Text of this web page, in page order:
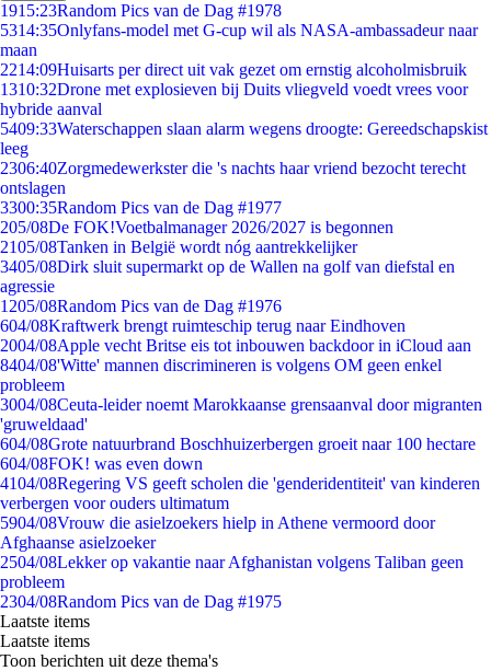
1915:23Random Pics van de Dag #1978
5314:35Onlyfans-model met G-cup wil als NASA-ambassadeur naar
maan
2214:09Huisarts per direct uit vak gezet om ernstig alcoholmisbruik
1310:32Drone met explosieven bij Duits vliegveld voedt vrees voor
hybride aanval
5409:33Waterschappen slaan alarm wegens droogte: Gereedschapskist
leeg
2306:40Zorgmedewerkster die 's nachts haar vriend bezocht terecht
ontslagen
3300:35Random Pics van de Dag #1977
205/08De FOK!Voetbalmanager 2026/2027 is begonnen
2105/08Tanken in België wordt nóg aantrekkelijker
3405/08Dirk sluit supermarkt op de Wallen na golf van diefstal en
agressie
1205/08Random Pics van de Dag #1976
604/08Kraftwerk brengt ruimteschip terug naar Eindhoven
2004/08Apple vecht Britse eis tot inbouwen backdoor in iCloud aan
8404/08'Witte' mannen discrimineren is volgens OM geen enkel
probleem
3004/08Ceuta-leider noemt Marokkaanse grensaanval door migranten
'gruweldaad'
604/08Grote natuurbrand Boschhuizerbergen groeit naar 100 hectare
604/08FOK! was even down
4104/08Regering VS geeft scholen die 'genderidentiteit' van kinderen
verbergen voor ouders ultimatum
5904/08Vrouw die asielzoekers hielp in Athene vermoord door
Afghaanse asielzoeker
2504/08Lekker op vakantie naar Afghanistan volgens Taliban geen
probleem
2304/08Random Pics van de Dag #1975
Laatste items
Laatste items
Toon berichten uit deze thema's